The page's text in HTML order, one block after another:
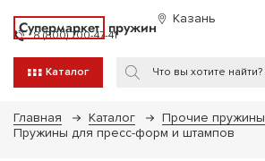
Супермаркет пружин Казань
8 (800) 700-47-41
Каталог
Главная Каталог
Прочие пружины
Пружины для пресс-форм и штампов